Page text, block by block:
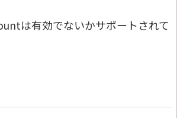
は有効でないかサポートされて